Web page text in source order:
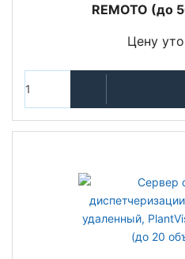
REMOTO (до
Цену